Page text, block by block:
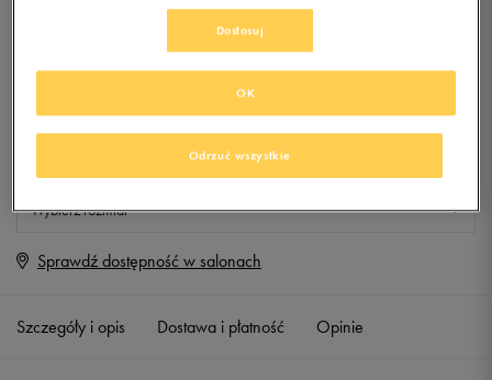
KLUBIE 50 STYLE
Produkt niedostępny
Jeśli artykuł będzie ponownie dostępny, otrzymasz od nas powiadomienie.
Wybierz rozmiar
ONE SIZE Powiadom o dostępności
Sprawdź dostępność w salonach
Szczegóły i opis Dostawa i płatność Opinie
Dostosuj
Odrzuć wszystkie
OK